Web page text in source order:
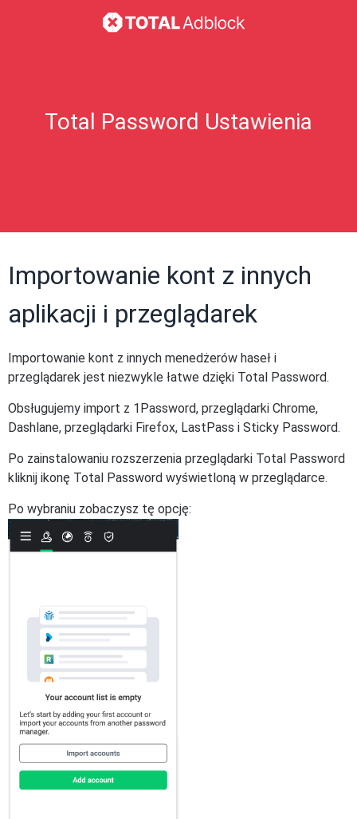
Total Password Ustawienia
Importowanie kont z innych
aplikacji i przeglądarek
Importowanie kont z innych menedżerów haseł i
przeglądarek jest niezwykle łatwe dzięki Total Password.
Obsługujemy import z 1Password, przeglądarki Chrome,
Dashlane, przeglądarki Firefox, LastPass i Sticky Password.
Po zainstalowaniu rozszerzenia przeglądarki Total Password
kliknij ikonę Total Password wyświetloną w przeglądarce.
Po wybraniu zobaczysz tę opcję: